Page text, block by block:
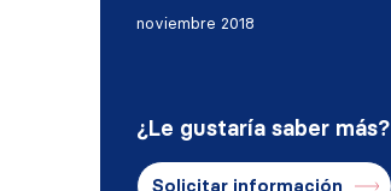
noviembre 2018
¿Le gustaría saber más?
Solicitar información